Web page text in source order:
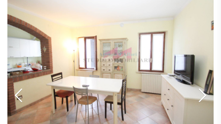
INDIPENDENTI
LOFT
MANSARDE
VILLE
STANZE
RUSTICI E
CASALI
APPARTAMENTI
CON BOX
APPARTAMENTI
VICINO
ALLA
METROPOLITANA
VILLETTE
A
SCHIERA